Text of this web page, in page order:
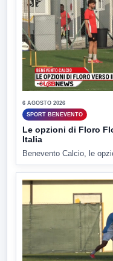
6 AGOSTO 2026
SPORT BENEVENTO
Le opzioni di Floro
Italia
Benevento Calcio, le